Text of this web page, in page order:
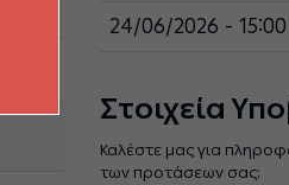
24/06/2026 - 15:00
Στοιχεία
Καλέστε μας για
των προτάσεων σας: